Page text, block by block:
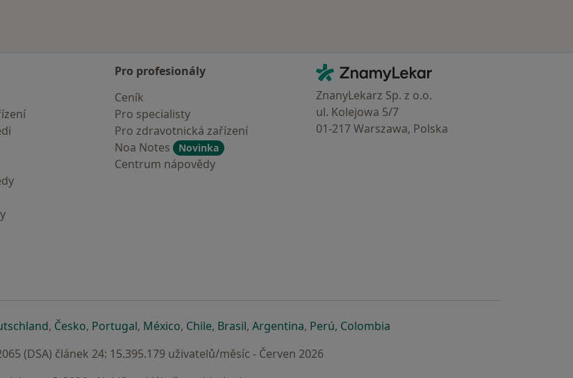
Pro profesionály
Ceník
Pro specialisty
Pro zdravotnická zařízení
Noa Notes
Novinka
Centrum nápovědy
Kontakt
ZnamyLekar - Hlavní stránka
ZnanyLekarz Sp. z o.o.
ul. Kolejowa 5/7
01-217 Warszawa, Polska
záložce
v nové záložce
se otevře v nové záložce
, Českose otevře v nové záložce
, Portugalse otevře v nové záložce
, Méxicose otevře v nové záložce
, Chilese otevře v nové záložce
, Brasilse otevře v nové záložce
, Argentinase otevře v nové záložce
, Perúse otevře v nové záložce
, Colombiase otevře v nové záložce
(DSA) článek 24: 15.395.179 uživatelů/měsíc - Červen 2026